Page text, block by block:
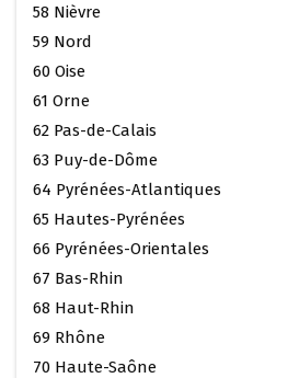
58 Nièvre
59 Nord
60 Oise
61 Orne
62 Pas-de-Calais
63 Puy-de-Dôme
64 Pyrénées-Atlantiques
65 Hautes-Pyrénées
66 Pyrénées-Orientales
67 Bas-Rhin
68 Haut-Rhin
69 Rhône
70 Haute-Saône